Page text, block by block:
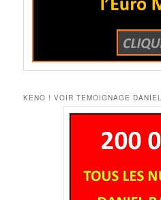
KENO ! VOIR TEMOIGNAGE